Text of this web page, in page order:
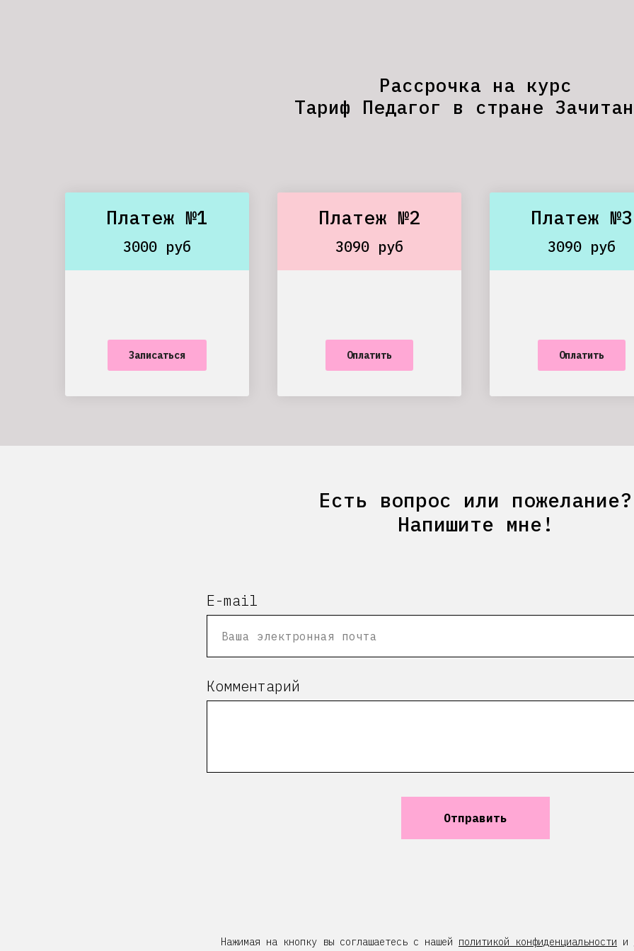
Рассрочка на курс
Тариф Педагог в стране
Платеж №1
3000 руб
Записаться
Платеж №2
3090 руб
Оплатить
Платеж №3
3090 руб
Оплатить
Есть вопрос или пожелание?
Напишите мне!
E-mail
Комментарий
Отправить
Нажимая на кнопку вы соглашаетесь с нашей политикой конфиденциальности и